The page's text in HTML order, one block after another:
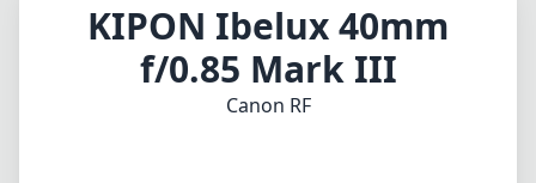
KIPON Ibelux 40mm
f/0.85 Mark III
Canon RF